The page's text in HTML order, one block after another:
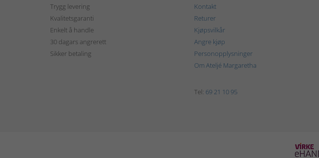
Trygg levering
Kvalitetsgaranti
Enkelt å handle
30 dagars angrerett
Sikker betaling
Kontakt
Returer
Kjøpsvilkår
Angre kjøp
Personopplysninger
Om Ateljé Margaretha
Tel: 69 21 10 95